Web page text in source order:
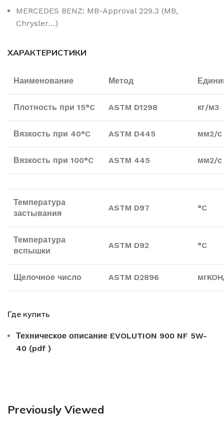
MERCEDES BENZ: MB-Approval 229.3 (MB,
Chrysler…)
ХАРАКТЕРИСТИКИ
Наименование Метод
Плотность при 15°C ASTM D1298 кг/м3
Вязкость при 40°C ASTM D445 мм2/с
Вязкость при 100°C ASTM 445 мм2/с
Температура
застывания
ASTM D97 °C
Температура
вспышки
ASTM D92 °C
Щелочное число ASTM D2896
Где купить
Техническое описание EVOLUTION 900 NF 5W-
40 (pdf )
Previously Viewed